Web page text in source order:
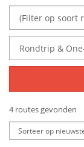
4 routes gevonden